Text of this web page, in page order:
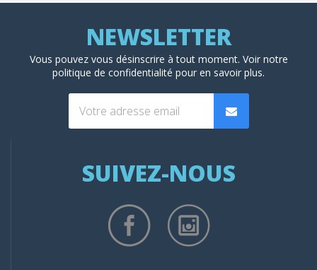
Vous pouvez vous désinscrire à tout moment. Voir notre
politique de confidentialité pour en savoir plus.
SUIVEZ-NOUS